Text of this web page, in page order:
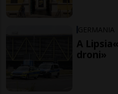
GERMANIA
A
droni»